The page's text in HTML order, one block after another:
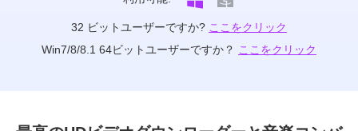
32 ビットユーザーですか? ここをクリック
Win7/8/8.1 64ビットユーザーですか？ ここをクリック